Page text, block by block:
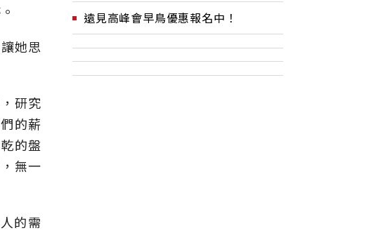
她思
研究
的薪
的盤
無一
的需
遠見高峰會早鳥優惠報名中！